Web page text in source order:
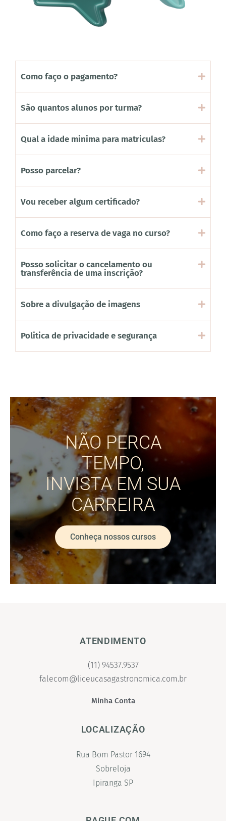
Como faço o pagamento?
São quantos alunos por turma?
Qual a idade minima para matriculas?
Posso parcelar?
Vou receber algum certificado?
Como faço a reserva de vaga no curso?
Posso solicitar o cancelamento ou
transferência de uma inscrição?
Sobre a divulgação de imagens
Politica de privacidade e segurança
NÃO PERCA
TEMPO,
INVISTA EM SUA
CARREIRA
Conheça nossos cursos
ATENDIMENTO
(11) 94537.9537
falecom@liceucasagastronomica.com.br
Minha Conta
LOCALIZAÇÃO
Rua Bom Pastor 1694
Sobreloja
Ipiranga SP